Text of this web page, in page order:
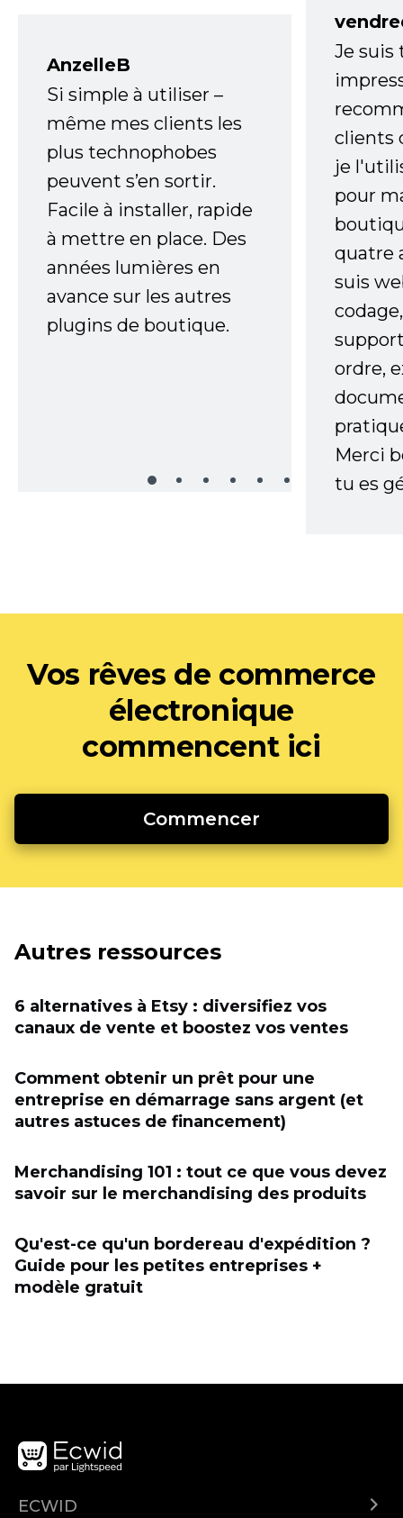
AnzelleB
Si simple à utiliser –
même mes clients les
plus technophobes
peuvent s’en sortir.
Facile à installer, rapide
à mettre en place. Des
années lumières en
avance sur les autres
plugins de boutique.
Je
clients
je
pour
quatre
suis
ordre,
Merci
tu es
Vos rêves de commerce
électronique
commencent ici
Commencer
Autres ressources
6 alternatives à Etsy : diversifiez vos
canaux de vente et boostez vos ventes
Comment obtenir un prêt pour une
entreprise en démarrage sans argent (et
autres astuces de financement)
Merchandising 101 : tout ce que vous devez
savoir sur le merchandising des produits
Qu'est-ce qu'un bordereau d'expédition ?
Guide pour les petites entreprises +
modèle gratuit
ECWID